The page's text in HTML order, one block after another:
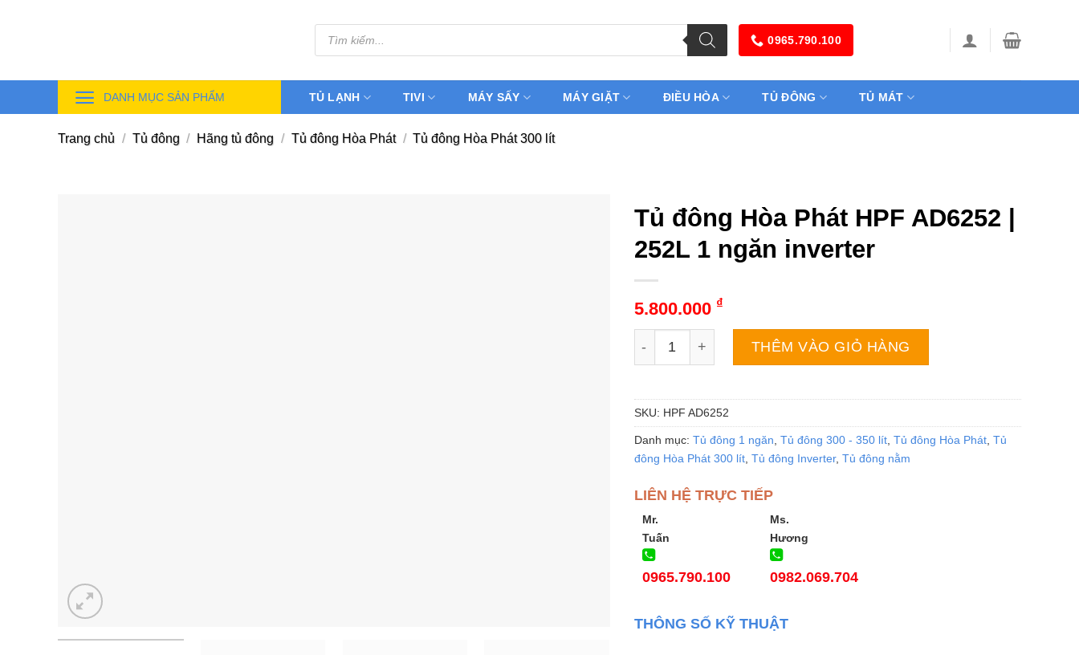
Tìm
kiếm
sản
0965.790.100
DANH MỤC SẢN PHẨM TỦ LẠNH TIVI MÁY SẤY MÁY GIẶT ĐIỀU HÒA TỦ ĐÔNG TỦ MÁT
Trang chủ / Tủ đông / Hãng tủ đông / Tủ đông Hòa Phát / Tủ đông Hòa Phát 300 lít
Tủ đông Hòa Phát HPF AD6252 |
252L 1 ngăn inverter
5.800.000 ₫
Tủ đông Hòa Phát HPF AD6252 | 252L 1 ngăn inverter số lượng
THÊM VÀO GIỎ HÀNG
SKU: HPF AD6252
Danh mục: Tủ đông 1 ngăn Tủ đông 300 - 350 lít, Tủ đông Hòa Phát, Tủ
đông Hòa Phát 300 lít, Tủ đông Inverter, Tủ đông nằm
LIÊN HỆ TRỰC TIẾP
Mr.
Tuấn
0965.790.100
Ms.
Hương
0982.069.704
THÔNG SỐ KỸ THUẬT